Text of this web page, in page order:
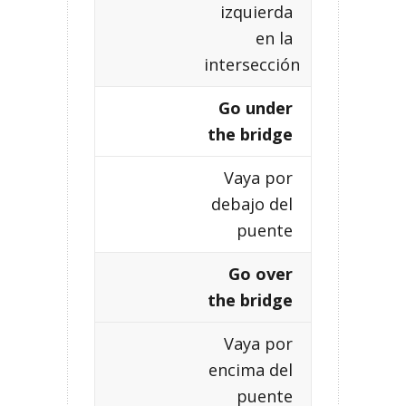
izquierda
en la
intersección
Go under
the bridge
Vaya por
debajo del
puente
Go over
the bridge
Vaya por
encima del
puente